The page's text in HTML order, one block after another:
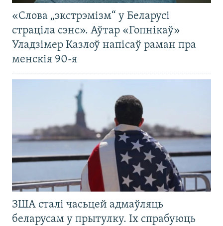
«Слова „экстрэмізм“ у Беларусі
страціла сэнс». Аўтар «Гопнікаў»
Уладзімер Казлоў напісаў раман пра
менскія 90-я
ЗША сталі часьцей адмаўляць
беларусам у прытулку. Іх спрабуюць